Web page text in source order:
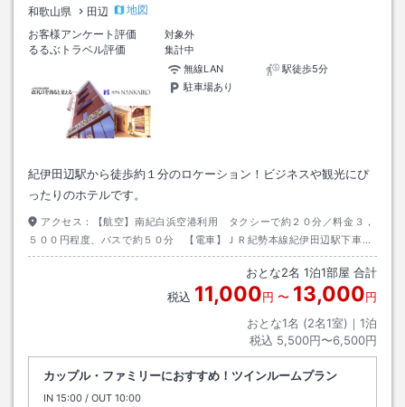
和歌山県 田辺
地図
お客様アンケート評価
対象外
るるぶトラベル評価
集計中
無線LAN
駅徒歩5分
駐車場あり
紀伊田辺駅から徒歩約１分のロケーション！ビジネスや観光にぴ
ったりのホテルです。
アクセス：
【航空】南紀白浜空港利用 タクシーで約２０分／料金３，
５００円程度、バスで約５０分 【電車】ＪＲ紀勢本線紀伊田辺駅下車
徒歩約１分 【お車】阪和自動車道南紀田辺ＩＣ利用 目標物：紀伊田辺
おとな2名 1泊1部屋 合計
税込 11,000円 〜 13,000円
おとな1名 (2名1室)｜ 1泊
税込 5,500円〜6,500円
カップル・ファミリーにおすすめ！ツインルームプラン
IN チェックイン
15:00 / OUT チェックアウト
10:00